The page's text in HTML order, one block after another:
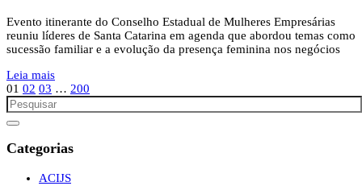
Evento itinerante do Conselho Estadual de Mulheres Empresárias
reuniu líderes de Santa Catarina em agenda que abordou temas como
sucessão familiar e a evolução da presença feminina nos negócios
Leia mais
01 02 03 … 200
Categorias
ACIJS